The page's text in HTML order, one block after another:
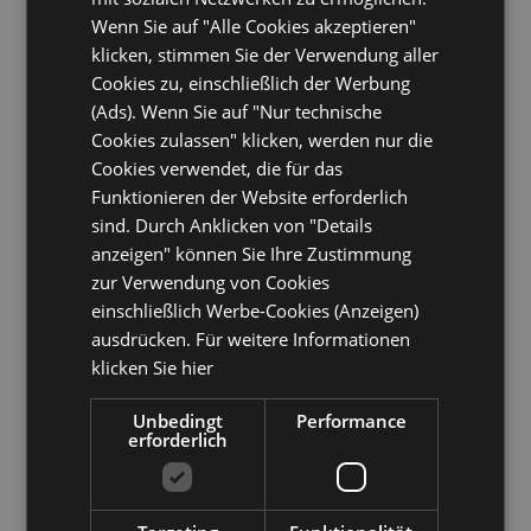
4,5“Ausgezeichnet”
Ausgezeichnet!
Ein ausgezeichnetes Familienhotel, in welches
wir immer wieder gerne und vor allem seit
Jahren wiederkommen! Das Hotel liegt nur
200m vom Strand und der Einkaufsmeile
entfernt. Das Essen ist ausgezeichnet. Das
Hotel verfügt ausserdem über Parkplätze,
falls man mit dem Auto anreisen sollte. Nur zu
empfehlen!
annaritasandrahat eine Bewertung geschrieben an
März 2015
Wenn Sie auf "Alle Cookies akzeptieren"
klicken, stimmen Sie der Verwendung aller
Cookies zu, einschließlich der Werbung
(Ads). Wenn Sie auf "Nur technische
Cookies zulassen" klicken, werden nur die
Cookies verwendet, die für das
Funktionieren der Website erforderlich
sind. Durch Anklicken von "Details
anzeigen" können Sie Ihre Zustimmung
zur Verwendung von Cookies
einschließlich Werbe-Cookies (Anzeigen)
ausdrücken. Für weitere Informationen
klicken Sie hier
Unbedingt
erforderlich
Performance